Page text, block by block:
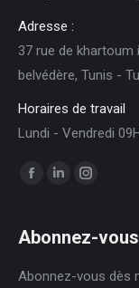
Adresse :
37 rue de khartoum
belvédère, Tunis -
Horaires de travail
Lundi - Vendredi
Trouvez nous sur :
Facebook
opens
new
LinkedIn
opens
new
Instagram
opens
new
Abonnez-
Abonnez-vous dès